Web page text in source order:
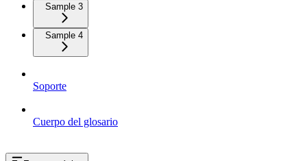
Sample 3
Sample 4
Soporte
Cuerpo del glosario